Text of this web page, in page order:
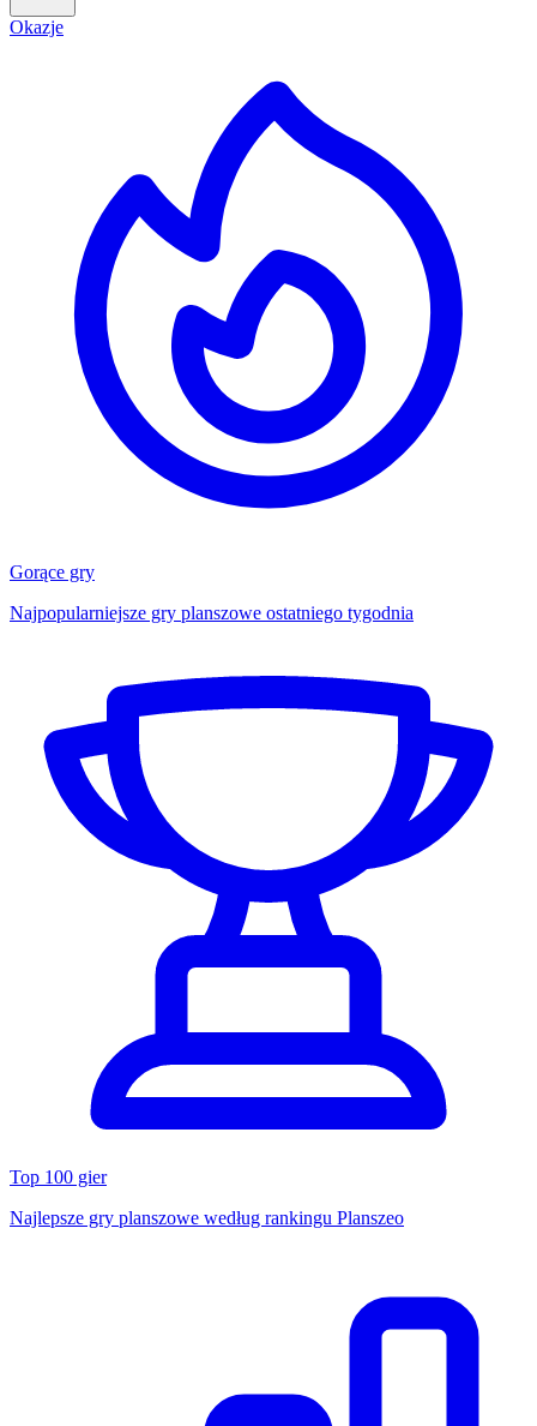
Okazje
Gorące gry
Najpopularniejsze gry planszowe ostatniego tygodnia
Top 100 gier
Najlepsze gry planszowe według rankingu Planszeo